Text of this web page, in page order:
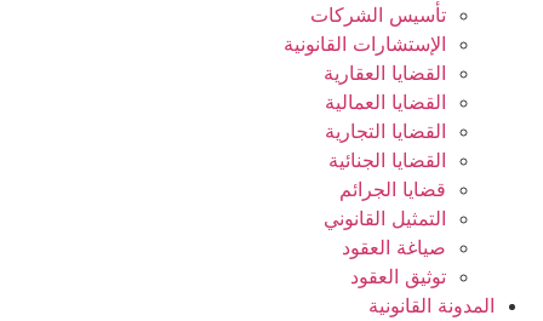
تأسيس الشركات
الإستشارات القانونية
القضايا العقارية
القضايا العمالية
القضايا التجارية
القضايا الجنائية
قضايا الجرائم
التمثيل القانوني
صياغة العقود
توثيق العقود
المدونة القانونية